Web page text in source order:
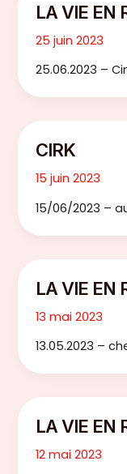
LA VIE EN
25 juin 2023
25.06.2023 –
CIRK
15 juin 2023
15/06/2023 –
LA VIE EN
13 mai 2023
13.05.2023 –
LA VIE EN
12 mai 2023